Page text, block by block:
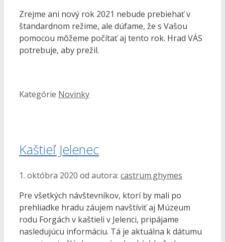
Zrejme ani nový rok 2021 nebude prebiehať v
štandardnom režime, ale dúfame, že s Vašou
pomocou môžeme počítať aj tento rok. Hrad VÁS
potrebuje, aby prežil.
Kategórie Novinky
Kaštieľ Jelenec
1. októbra 2020 od autora: castrum.ghymes
Pre všetkých návštevníkov, ktorí by mali po
prehliadke hradu záujem navštíviť aj Múzeum
rodu Forgách v kaštieli v Jelenci, pripájame
nasledujúcu informáciu. Tá je aktuálna k dátumu